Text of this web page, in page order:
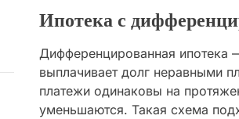
Ипотека с
Дифференцированная ипотека
выплачивает долг неравными
платежи одинаковы на
уменьшаются. Такая схема